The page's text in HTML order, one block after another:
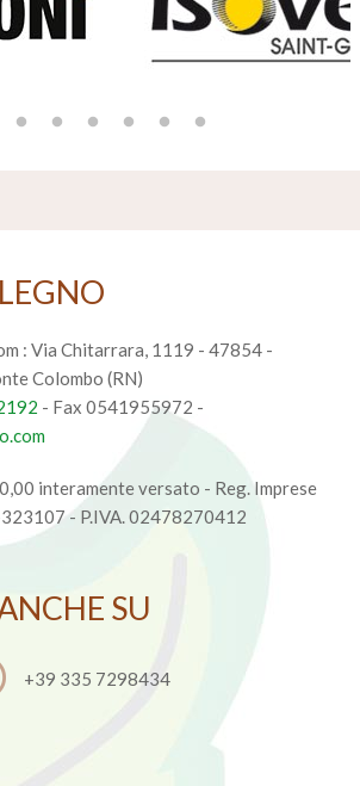
: Via Chitarrara, 1119 - 47854 -
Colombo (RN)
- Fax 0541955972 -
interamente versato - Reg. Imprese
323107 - P.IVA. 02478270412
SU
+39 335 7298434